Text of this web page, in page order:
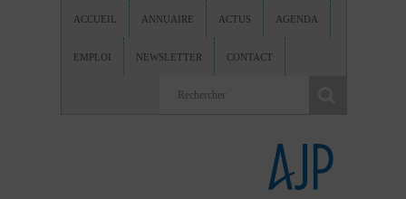
ACCUEIL ANNUAIRE ACTUS AGENDA
EMPLOI NEWSLETTER CONTACT